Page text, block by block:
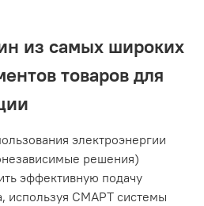
из самых широких
товаров для
электроэнергии
решения)
эффективную подачу
используя СМАРТ системы